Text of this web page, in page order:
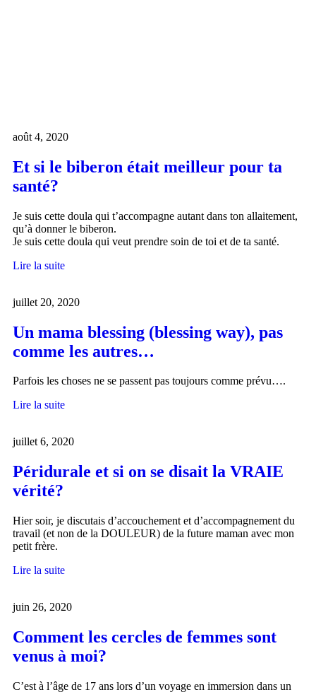
août 4, 2020
Et si le biberon était meilleur pour ta
santé?
Je suis cette doula qui t’accompagne autant dans ton allaitement,
qu’à donner le biberon.
Je suis cette doula qui veut prendre soin de toi et de ta santé.
Lire la suite
juillet 20, 2020
Un mama blessing (blessing way), pas
comme les autres…
Parfois les choses ne se passent pas toujours comme prévu….
Lire la suite
juillet 6, 2020
Péridurale et si on se disait la VRAIE
vérité?
Hier soir, je discutais d’accouchement et d’accompagnement du
travail (et non de la DOULEUR) de la future maman avec mon
petit frère.
Lire la suite
juin 26, 2020
Comment les cercles de femmes sont
venus à moi?
C’est à l’âge de 17 ans lors d’un voyage en immersion dans un